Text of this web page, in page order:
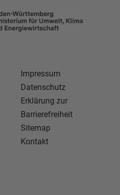
Impressum
Datenschutz
Erklärung zur
Barrierefreiheit
Sitemap
Kontakt